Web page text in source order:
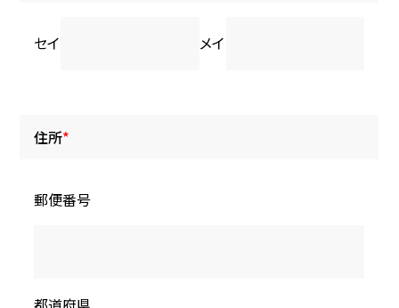
セイ メイ
住所*
郵便番号